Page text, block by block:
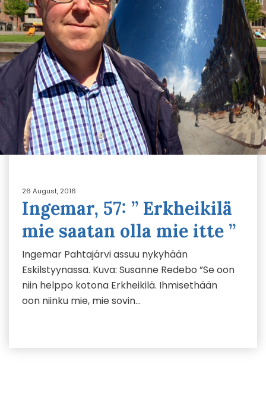
26 August, 2016
Ingemar, 57: ” Erkheikilä
mie saatan olla mie itte ”
Ingemar Pahtajärvi assuu nykyhään
Eskilstyynassa. Kuva: Susanne Redebo ”Se oon
niin helppo kotona Erkheikilä. Ihmisethään
oon niinku mie, mie sovin…